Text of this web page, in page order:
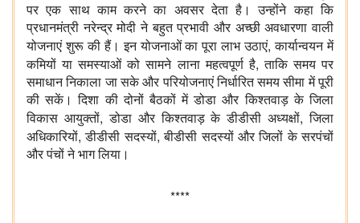
पर एक साथ काम करने का अवसर देता है। उन्होंने कहा कि
प्रधानमंत्री नरेन्द्र मोदी ने बहुत प्रभावी और अच्छी अवधारणा वाली
योजनाएं शुरू की हैं। इन योजनाओं का पूरा लाभ उठाएं,कार्यान्वयन में
कमियों या समस्याओं को सामने लाना महत्वपूर्ण है,ताकि समय पर
समाधान निकाला जा सके और परियोजनाएं निर्धारित समय सीमा में पूरी
की सकें। दिशा की दोनों बैठकों में डोडा और किश्तवाड़ के जिला
विकास आयुक्तों,डोडा और किश्तवाड़ के डीडीसी अध्यक्षों,जिला
अधिकारियों,डीडीसी सदस्यों,बीडीसी सदस्यों और जिलों के सरपंचों
और पंचों ने भाग लिया।
****